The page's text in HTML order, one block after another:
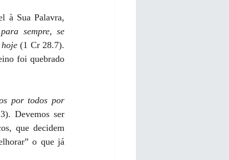
à Sua Palavra,
sempre, se
(1 Cr 28.7).
foi quebrado
por todos por
Devemos ser
que decidem
o que já